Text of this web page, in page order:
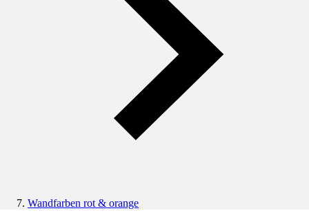
Wandfarben rot & orange